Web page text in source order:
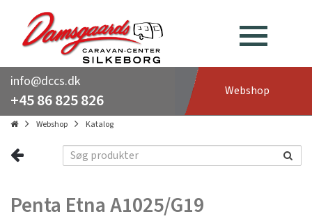
info@dccs.dk
+45 86 825 826 Webshop
Webshop Katalog
Penta Etna A1025/G19